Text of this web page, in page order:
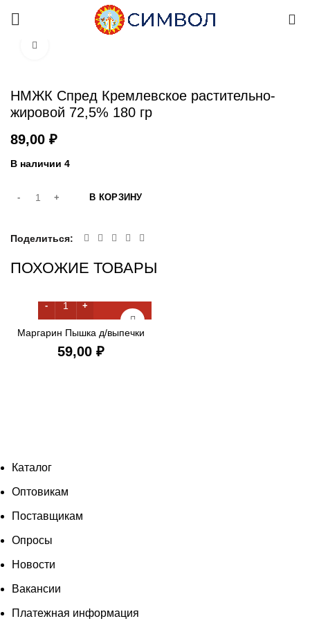
НМЖК Спред Кремлевское растительно-
жировой 72,5% 180 гр
₽
В наличии 4
В КОРЗИНУ
Поделиться
ПОХОЖИЕ ТОВАРЫ
Маргарин Пышка д/выпечки
72,5 % 200 гр
₽
Каталог
Оптовикам
Поставщикам
Опросы
Новости
Вакансии
Платежная информация